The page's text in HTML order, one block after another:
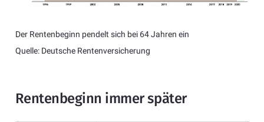
Der Rentenbeginn pendelt sich bei 64 Jahren ein
Quelle: Deutsche Rentenversicherung
Rentenbeginn immer später